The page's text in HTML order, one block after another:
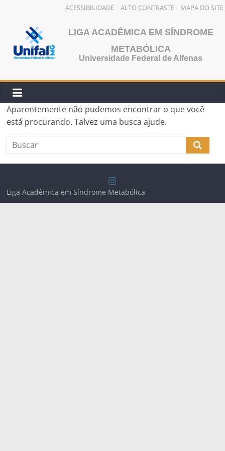
ACESSIBILIDADE ALTO CONTRASTE MAPA DO SITE
conteúdo
LIGA ACADÊMICA EM SÍNDROME
METABÓLICA
Universidade Federal de Alfenas
Aparentemente não pudemos encontrar o que você
está procurando. Talvez uma busca ajude.
Liga Acadêmica em Síndrome Metabólica